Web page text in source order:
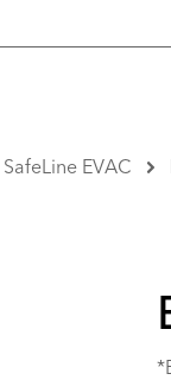
SafeLine EVAC